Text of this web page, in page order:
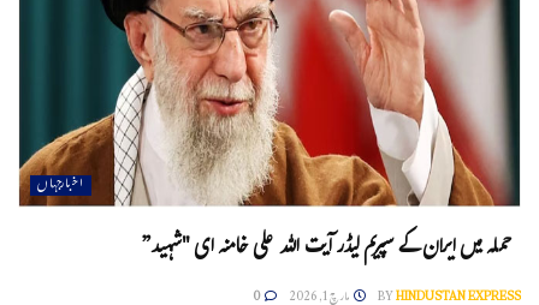
اخبارجہاں
حملہ میں ایران کے سپریم لیڈر آیت اللہ علی خامنہ ای "شہید”